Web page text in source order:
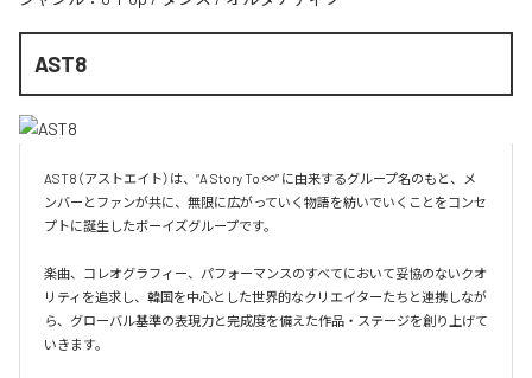
AST8
AST8（アストエイト）は、“A Story To ∞” に由来するグループ名のもと、メ
ンバーとファンが共に、無限に広がっていく物語を紡いでいくことをコンセ
プトに誕生したボーイズグループです。
楽曲、コレオグラフィー、パフォーマンスのすべてにおいて妥協のないクオ
リティを追求し、韓国を中心とした世界的なクリエイターたちと連携しなが
ら、グローバル基準の表現力と完成度を備えた作品・ステージを創り上げて
いきます。